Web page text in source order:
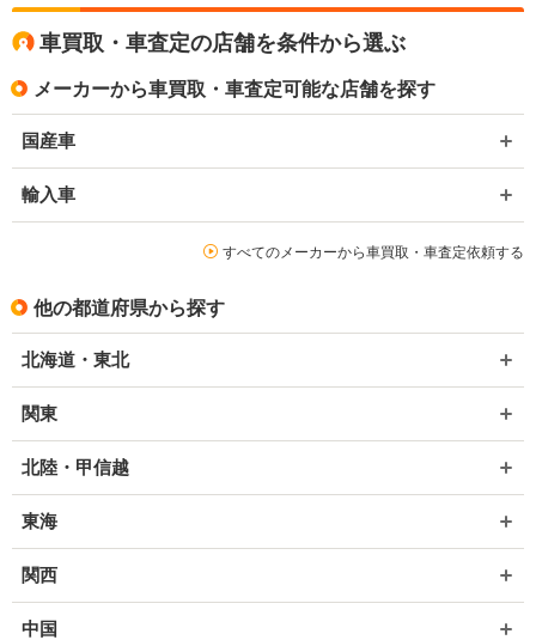
車買取・車査定の店舗を条件から選ぶ
メーカーから車買取・車査定可能な店舗を探す
国産車
輸入車
すべてのメーカーから車買取・車査定依頼する
他の都道府県から探す
北海道・東北
関東
北陸・甲信越
東海
関西
中国